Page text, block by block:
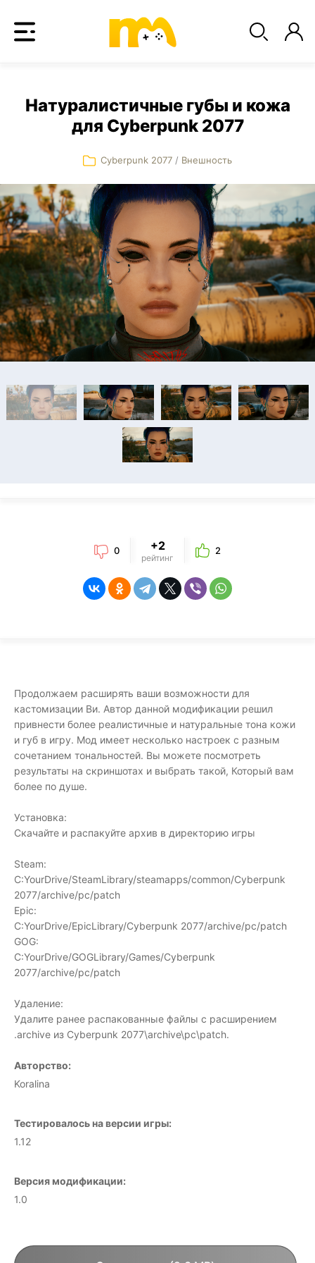
Натуралистичные губы и кожа
для Cyberpunk 2077
Cyberpunk 2077 / Внешность
0 +2
рейтинг
2
Продолжаем расширять ваши возможности для
кастомизации Ви. Автор данной модификации решил
привнести более реалистичные и натуральные тона кожи
и губ в игру. Мод имеет несколько настроек с разным
сочетанием тональностей. Вы можете посмотреть
результаты на скриншотах и выбрать такой, Который вам
более по душе.
Установка:
Скачайте и распакуйте архив в директорию игры
Steam:
C:YourDrive/SteamLibrary/steamapps/common/Cyberpunk
2077/archive/pc/patch
Epic:
C:YourDrive/EpicLibrary/Cyberpunk 2077/archive/pc/patch
GOG:
C:YourDrive/GOGLibrary/Games/Cyberpunk
2077/archive/pc/patch
Удаление:
Удалите ранее распакованные файлы с расширением
.archive из Cyberpunk 2077\archive\pc\patch.
Авторство:
Koralina
Тестировалось на версии игры:
1.12
Версия модификации:
1.0